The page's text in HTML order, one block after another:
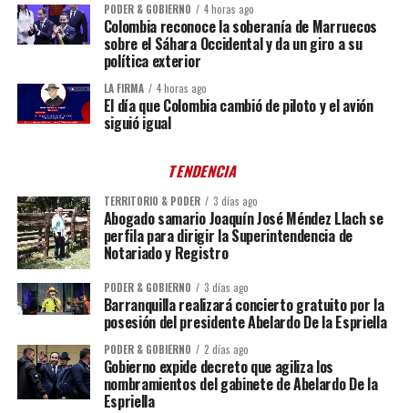
PODER & GOBIERNO 4 horas ago
Colombia reconoce la soberanía de Marruecos
sobre el Sáhara Occidental y da un giro a su
política exterior
LA FIRMA 4 horas ago
El día que Colombia cambió de piloto y el avión
siguió igual
TENDENCIA
TERRITORIO & PODER 3 días ago
Abogado samario Joaquín José Méndez Llach se
perfila para dirigir la Superintendencia de
Notariado y Registro
PODER & GOBIERNO 3 días ago
Barranquilla realizará concierto gratuito por la
posesión del presidente Abelardo De la Espriella
PODER & GOBIERNO 2 días ago
Gobierno expide decreto que agiliza los
nombramientos del gabinete de Abelardo De la
Espriella